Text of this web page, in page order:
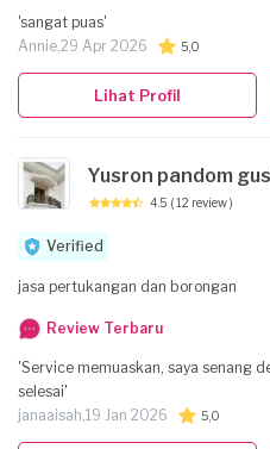
'sangat puas'
Annie,29 Apr 2026 5,0
Lihat Profil
Yusron pandom
4.5 ( 12 review )
Verified
jasa pertukangan dan borongan
Review Terbaru
'Service memuaskan, saya senang
selesai'
janaaisah,19 Jan 2026 5,0